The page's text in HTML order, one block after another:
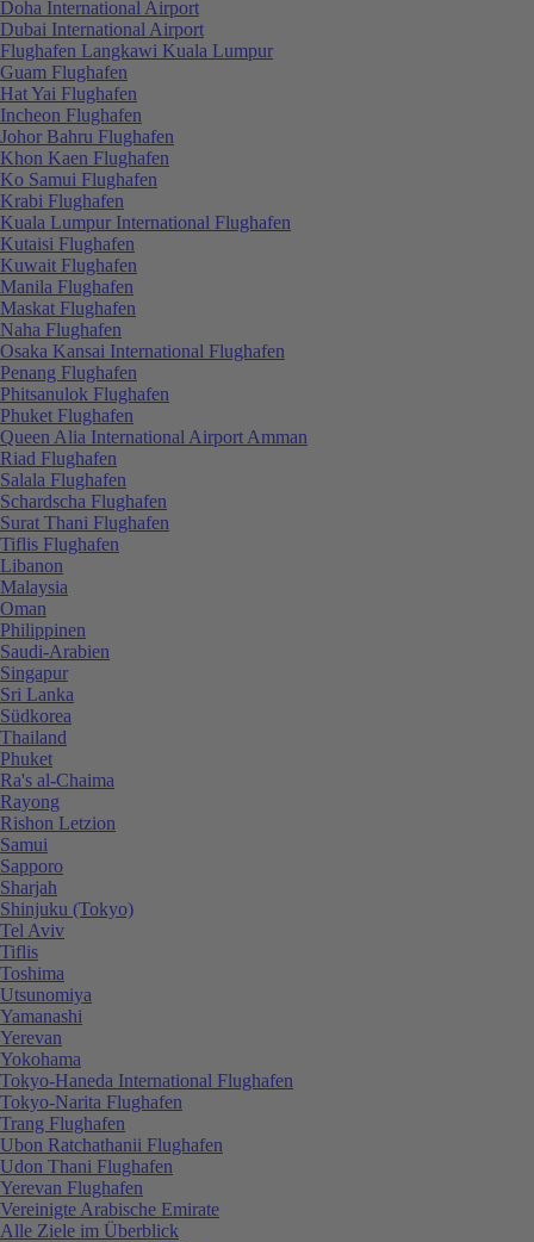
Doha International Airport
Dubai International Airport
Flughafen Langkawi Kuala Lumpur
Guam Flughafen
Hat Yai Flughafen
Incheon Flughafen
Johor Bahru Flughafen
Khon Kaen Flughafen
Ko Samui Flughafen
Krabi Flughafen
Kuala Lumpur International Flughafen
Kutaisi Flughafen
Kuwait Flughafen
Manila Flughafen
Maskat Flughafen
Naha Flughafen
Osaka Kansai International Flughafen
Penang Flughafen
Phitsanulok Flughafen
Phuket Flughafen
Queen Alia International Airport Amman
Riad Flughafen
Salala Flughafen
Schardscha Flughafen
Surat Thani Flughafen
Tiflis Flughafen
Libanon
Malaysia
Oman
Philippinen
Saudi-Arabien
Singapur
Sri Lanka
Südkorea
Thailand
Phuket
Ra's al-Chaima
Rayong
Rishon Letzion
Samui
Sapporo
Sharjah
Shinjuku (Tokyo)
Tel Aviv
Tiflis
Toshima
Utsunomiya
Yamanashi
Yerevan
Yokohama
Tokyo-Haneda International Flughafen
Tokyo-Narita Flughafen
Trang Flughafen
Ubon Ratchathanii Flughafen
Udon Thani Flughafen
Yerevan Flughafen
Vereinigte Arabische Emirate
Alle Ziele im Überblick